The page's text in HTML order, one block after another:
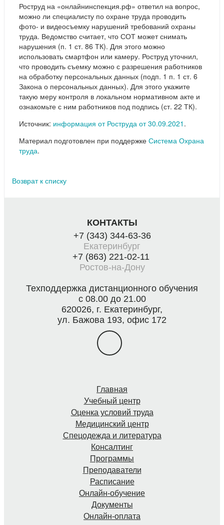
Роструд на «онлайнинспекция.рф» ответил на вопрос,
можно ли специалисту по охране труда проводить
фото- и видеосъемку нарушений требований охраны
труда. Ведомство считает, что СОТ может снимать
нарушения (п. 1 ст. 86 ТК). Для этого можно
использовать смартфон или камеру. Роструд уточнил,
что проводить съемку можно с разрешения работников
на обработку персональных данных (подп. 1 п. 1 ст. 6
Закона о персональных данных). Для этого укажите
такую меру контроля в локальном нормативном акте и
ознакомьте с ним работников под подпись (ст. 22 ТК).
Источник: информация от Роструда от 30.09.2021 .
Материал подготовлен при поддержке Система Охрана
труда.
Возврат к списку
КОНТАКТЫ
+7 (343) 344-63-36
Екатеринбург
+7 (863) 221-02-11
Ростов-на-Дону
Техподдержка дистанционного обучения
с 08.00 до 21.00
620026, г. Екатеринбург,
ул. Бажова 193, офис 172
Главная
Учебный центр
Оценка условий труда
Медицинский центр
Спецодежда и литература
Консалтинг
Программы
Преподаватели
Расписание
Онлайн-обучение
Документы
Онлайн-оплата